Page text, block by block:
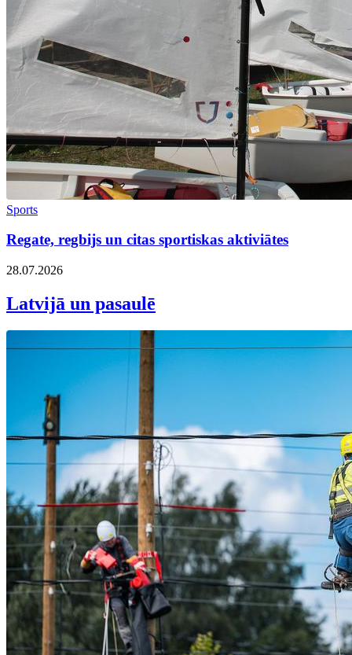
Sports
Regate, regbijs un citas sportiskas aktiviātes
28.07.2026
Latvijā un pasaulē